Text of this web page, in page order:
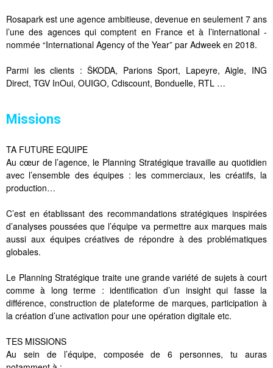
Rosapark est une agence ambitieuse, devenue en seulement 7 ans
l’une des agences qui comptent en France et à l’international -
nommée “International Agency of the Year” par Adweek en 2018.
Parmi les clients : ŠKODA, Parions Sport, Lapeyre, Aigle, ING
Direct, TGV InOui, OUIGO, Cdiscount, Bonduelle, RTL …
Missions
TA FUTURE EQUIPE
Au cœur de l’agence, le Planning Stratégique travaille au quotidien
avec l’ensemble des équipes : les commerciaux, les créatifs, la
production…
C’est en établissant des recommandations stratégiques inspirées
d’analyses poussées que l’équipe va permettre aux marques mais
aussi aux équipes créatives de répondre à des problématiques
globales.
Le Planning Stratégique traite une grande variété de sujets à court
comme à long terme : identification d’un insight qui fasse la
différence, construction de plateforme de marques, participation à
la création d’une activation pour une opération digitale etc.
TES MISSIONS
Au sein de l’équipe, composée de 6 personnes, tu auras